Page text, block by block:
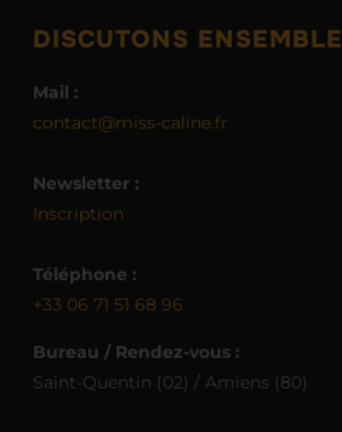
DISCUTONS ENSEMBLE
Mail :
contact@miss-caline.fr
Newsletter :
Inscription
Téléphone :
+33 06 71 51 68 96
Bureau / Rendez-vous :
Saint-Quentin (02) / Amiens (80)